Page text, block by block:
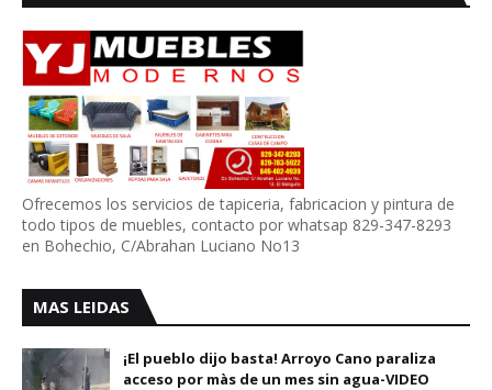
Ofrecemos los servicios de tapiceria, fabricacion y pintura de
todo tipos de muebles, contacto por whatsap 829-347-8293
en Bohechio, C/Abrahan Luciano No13
MAS LEIDAS
¡El pueblo dijo basta! Arroyo Cano paraliza
acceso por màs de un mes sin agua-VIDEO